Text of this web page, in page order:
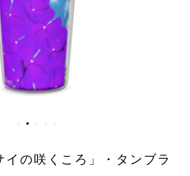
イの咲くころ」・タンブラ